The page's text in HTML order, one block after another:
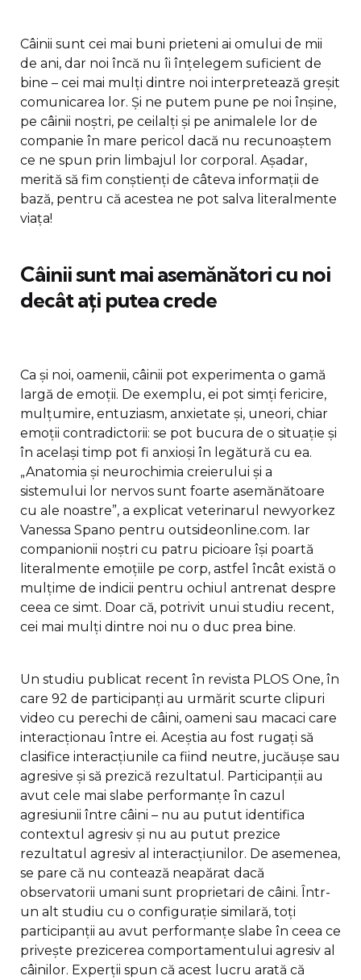
Câinii sunt cei mai buni prieteni ai omului de mii
de ani, dar noi încă nu îi înțelegem suficient de
bine – cei mai mulți dintre noi interpretează greșit
comunicarea lor. Și ne putem pune pe noi înșine,
pe câinii noștri, pe ceilalți și pe animalele lor de
companie în mare pericol dacă nu recunoaștem
ce ne spun prin limbajul lor corporal. Așadar,
merită să fim conștienți de câteva informații de
bază, pentru că acestea ne pot salva literalmente
viața!
Câinii sunt mai asemănători cu noi
decât ați putea crede
Ca și noi, oamenii, câinii pot experimenta o gamă
largă de emoții. De exemplu, ei pot simți fericire,
mulțumire, entuziasm, anxietate și, uneori, chiar
emoții contradictorii: se pot bucura de o situație și
în același timp pot fi anxioși în legătură cu ea.
„Anatomia și neurochimia creierului și a
sistemului lor nervos sunt foarte asemănătoare
cu ale noastre”, a explicat veterinarul newyorkez
Vanessa Spano pentru outsideonline.com. Iar
companionii noștri cu patru picioare își poartă
literalmente emoțiile pe corp, astfel încât există o
mulțime de indicii pentru ochiul antrenat despre
ceea ce simt. Doar că, potrivit unui studiu recent,
cei mai mulți dintre noi nu o duc prea bine.
Un studiu publicat recent în revista PLOS One, în
care 92 de participanți au urmărit scurte clipuri
video cu perechi de câini, oameni sau macaci care
interacționau între ei. Aceștia au fost rugați să
clasifice interacțiunile ca fiind neutre, jucăușe sau
agresive și să prezică rezultatul. Participanții au
avut cele mai slabe performanțe în cazul
agresiunii între câini – nu au putut identifica
contextul agresiv și nu au putut prezice
rezultatul agresiv al interacțiunilor. De asemenea,
se pare că nu contează neapărat dacă
observatorii umani sunt proprietari de câini. Într-
un alt studiu cu o configurație similară, toți
participanții au avut performanțe slabe în ceea ce
privește prezicerea comportamentului agresiv al
câinilor. Experții spun că acest lucru arată că